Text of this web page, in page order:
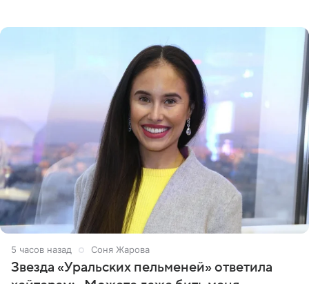
5 часов назад Соня Жарова
Звезда «Уральских пельменей» ответила